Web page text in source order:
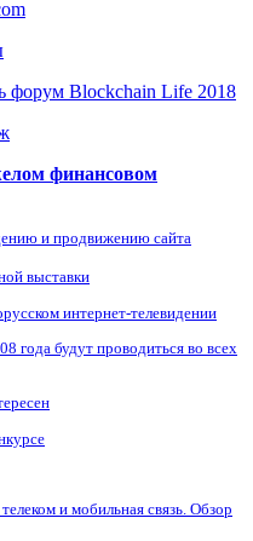
форум Blockchain Life 2018
финансовом
и продвижению сайта
выставки
интернет-телевидении
года будут проводиться во всех
и мобильная связь. Обзор